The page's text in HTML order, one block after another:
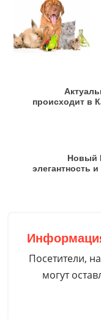
происходит в
Новый
элегантность
Посетители,
могут